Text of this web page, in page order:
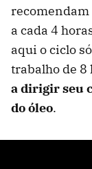
a cada 4
aqui o ciclo
trabalho de 8
a dirigir seu
do óleo.